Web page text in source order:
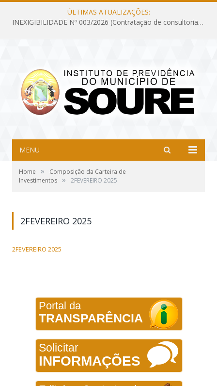
ÚLTIMAS ATUALIZAÇÕES:
INEXIGIBILIDADE Nº 003/2026 (Contratação de consultoria previdenciária com finalidade de obtenção do CRP, confecção dos demonstrativos previdenciários DAIR, DIPR e DPIN, preparar e alimentar o CADPREV, em atendimento às demandas do Instituto de Previdência dos Servidores do Município de Soure – IPSMS, por um período de 10 (dez) meses)
MENU
Home »
Composição da Carteira de
Investimentos » 2FEVEREIRO 2025
2FEVEREIRO 2025
2FEVEREIRO 2025
Portal da
TRANSPARÊNCIA
Solicitar
INFORMAÇÕES